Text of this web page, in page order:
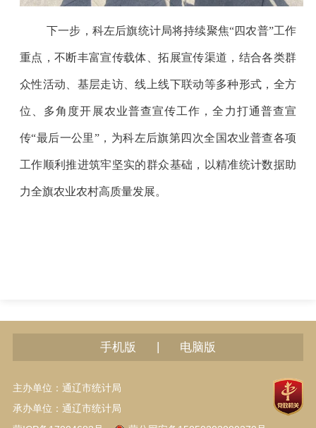
下一步，科左后旗统计局将持续聚焦“四农普”工作
重点，不断丰富宣传载体、拓展宣传渠道，结合各类群
众性活动、基层走访、线上线下联动等多种形式，全方
位、多角度开展农业普查宣传工作，全力打通普查宣
传“最后一公里”，为科左后旗第四次全国农业普查各项
工作顺利推进筑牢坚实的群众基础，以精准统计数据助
力全旗农业农村高质量发展。
手机版 电脑版
主办单位：通辽市统计局
承办单位：通辽市统计局